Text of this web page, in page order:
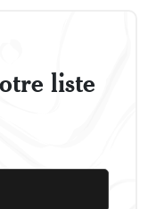
liste